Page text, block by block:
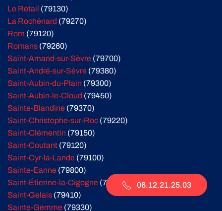
Le Retail (79130)
La Rochénard (79270)
Rom (79120)
Romans (79260)
Saint-Amand-sur-Sèvre (79700)
Saint-André-sur-Sèvre (79380)
Saint-Aubin-du-Plain (79300)
Saint-Aubin-le-Cloud (79450)
Sainte-Blandine (79370)
Saint-Christophe-sur-Roc (79220)
Saint-Clémentin (79150)
Saint-Coutant (79120)
Saint-Cyr-la-Lande (79100)
Sainte-Eanne (79800)
Saint-Étienne-la-Cigogne (79360)
Saint-Gelais (79410)
Sainte-Gemme (79330)
06.12.21.25.03